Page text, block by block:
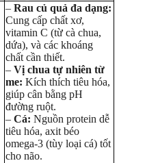
– Rau củ quả đa dạng:
Cung cấp chất xơ,
vitamin C (từ cà chua,
dứa), và các khoáng
chất cần thiết.
– Vị chua tự nhiên từ
me: Kích thích tiêu hóa,
giúp cân bằng pH
đường ruột.
– Cá: Nguồn protein dễ
tiêu hóa, axit béo
omega-3 (tùy loại cá) tốt
cho não.